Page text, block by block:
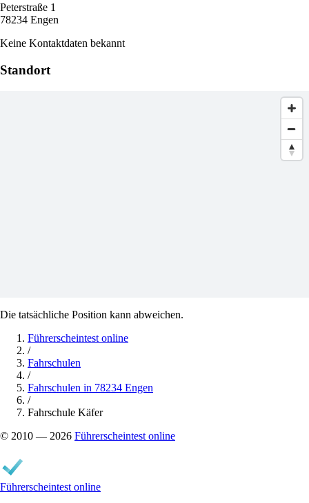
Peterstraße 1
78234 Engen
Keine Kontaktdaten bekannt
Standort
Die tatsächliche Position kann abweichen.
Führerscheintest online
/
Fahrschulen
/
Fahrschulen in 78234 Engen
/
Fahrschule Käfer
© 2010 — 2026 Führerscheintest online
Führerscheintest online